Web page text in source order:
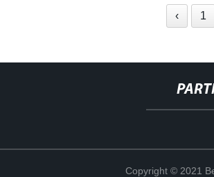
‹ 1
Copyright © 2021